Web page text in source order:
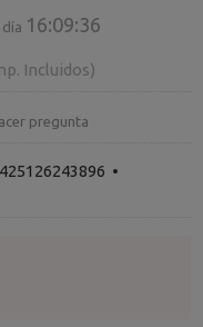
día 16:09:35
Incluidos)
pregunta
•